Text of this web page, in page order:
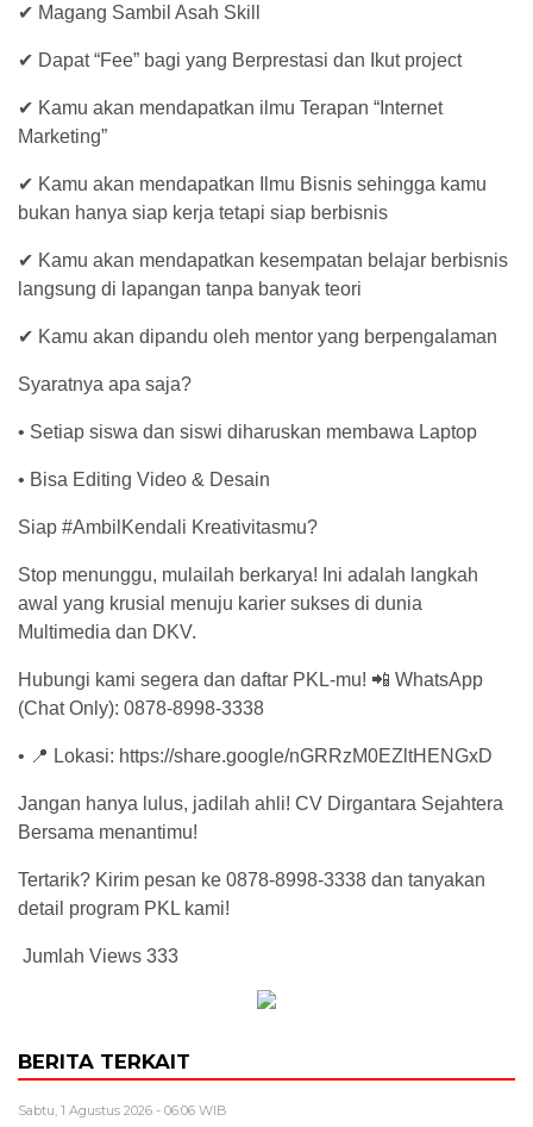
✔ Magang Sambil Asah Skill
✔ Dapat “Fee” bagi yang Berprestasi dan Ikut project
✔ Kamu akan mendapatkan ilmu Terapan “Internet
Marketing”
✔ Kamu akan mendapatkan Ilmu Bisnis sehingga kamu
bukan hanya siap kerja tetapi siap berbisnis
✔ Kamu akan mendapatkan kesempatan belajar berbisnis
langsung di lapangan tanpa banyak teori
✔ Kamu akan dipandu oleh mentor yang berpengalaman
Syaratnya apa saja?
• Setiap siswa dan siswi diharuskan membawa Laptop
• ⁠Bisa Editing Video & Desain
Siap #AmbilKendali Kreativitasmu?
Stop menunggu, mulailah berkarya! Ini adalah langkah
awal yang krusial menuju karier sukses di dunia
Multimedia dan DKV.
Hubungi kami segera dan daftar PKL-mu! 📲 WhatsApp
(Chat Only): 0878-8998-3338
• 📍 Lokasi: https://share.google/nGRRzM0EZltHENGxD
Jangan hanya lulus, jadilah ahli! CV Dirgantara Sejahtera
Bersama menantimu!
Tertarik? Kirim pesan ke 0878-8998-3338 dan tanyakan
detail program PKL kami!
Jumlah Views 333
BERITA TERKAIT
Sabtu, 1 Agustus 2026 - 06:06 WIB